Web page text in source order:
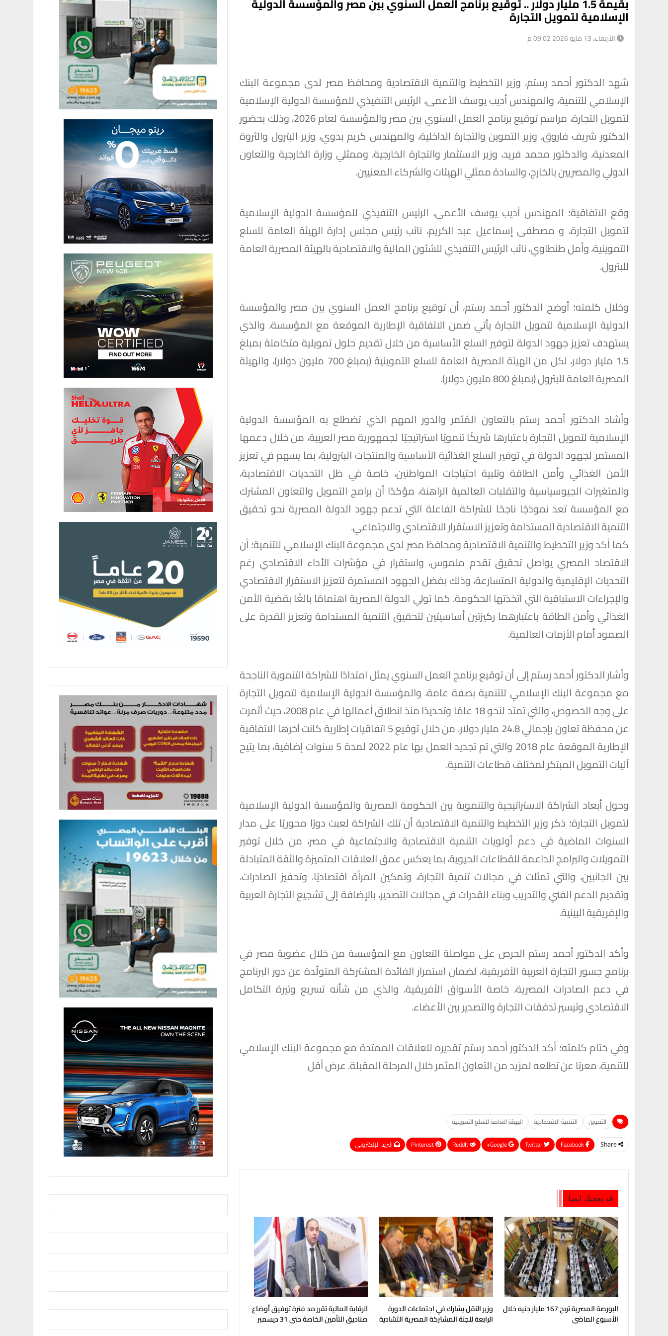
الإسلامية لتمويل التجارة
الأربعاء، 13 مايو 2026 09:02 م
شهد الدكتور أحمد رستم، وزير التخطيط والتنمية الاقتصادية ومحافظ مصر لدى مجموعة البنك
الإسلامي للتنمية، والمهندس أديب يوسف الأعمى، الرئيس التنفيذي للمؤسسة الدولية الإسلامية
لتمويل التجارة، مراسم توقيع برنامج العمل السنوي بين مصر والمؤسسة لعام 2026، وذلك بحضور
الدكتور شريف فاروق، وزير التموين والتجارة الداخلية، والمهندس كريم بدوي، وزير البترول والثروة
المعدنية، والدكتور محمد فريد، وزير الاستثمار والتجارة الخارجية، وممثلي وزارة الخارجية والتعاون
الدولي والمصريين بالخارج، والسادة ممثلي الهيئات والشركاء المعنيين.
وقع الاتفاقية؛ المهندس أديب يوسف الأعمى، الرئيس التنفيذي للمؤسسة الدولية الإسلامية
لتمويل التجارة، و مصطفى إسماعيل عبد الكريم، نائب رئيس مجلس إدارة الهيئة العامة للسلع
التموينية، وأمل طنطاوي، نائب الرئيس التنفيذي للشئون المالية والاقتصادية بالهيئة المصرية العامة
للبترول.
وخلال كلمته؛ أوضح الدكتور أحمد رستم، أن توقيع برنامج العمل السنوي بين مصر والمؤسسة
الدولية الإسلامية لتمويل التجارة يأتي ضمن الاتفاقية الإطارية الموقعة مع المؤسسة، والذي
يستهدف تعزيز جهود الدولة لتوفير السلع الأساسية من خلال تقديم حلول تمويلية متكاملة بمبلغ
1.5 مليار دولار، لكل من الهيئة المصرية العامة للسلع التموينية (بمبلغ 700 مليون دولار)، والهيئة
المصرية العامة للبترول (بمبلغ 800 مليون دولار).
وأشاد الدكتور أحمد رستم بالتعاون المُثمر والدور المهم الذي تضطلع به المؤسسة الدولية
الإسلامية لتمويل التجارة باعتبارها شريكًا تنمويًا استراتيجيًا لجمهورية مصر العربية، من خلال دعمها
المستمر لجهود الدولة في توفير السلع الغذائية الأساسية والمنتجات البترولية، بما يسهم في تعزيز
الأمن الغذائي وأمن الطاقة وتلبية احتياجات المواطنين، خاصة في ظل التحديات الاقتصادية،
والمتغيرات الجيوسياسية والتقلبات العالمية الراهنة، مؤكدًا أن برامج التمويل والتعاون المشترك
مع المؤسسة تعد نموذجًا ناجحًا للشراكة الفاعلة التي تدعم جهود الدولة المصرية نحو تحقيق
التنمية الاقتصادية المستدامة وتعزيز الاستقرار الاقتصادي والاجتماعي.
كما أكد وزير التخطيط والتنمية الاقتصادية ومحافظ مصر لدى مجموعة البنك الإسلامي للتنمية؛ أن
الاقتصاد المصري يواصل تحقيق تقدم ملموس، واستقرار في مؤشرات الأداء الاقتصادي رغم
التحديات الإقليمية والدولية المتسارعة، وذلك بفضل الجهود المستمرة لتعزيز الاستقرار الاقتصادي
والإجراءات الاستباقية التي اتخذتها الحكومة. كما تولي الدولة المصرية اهتمامًا بالغًا بقضية الأمن
الغذائي وأمن الطاقة باعتبارهما ركيزتين أساسيتين لتحقيق التنمية المستدامة وتعزيز القدرة على
الصمود أمام الأزمات العالمية.
وأشار الدكتور أحمد رستم إلى أن توقيع برنامج العمل السنوي يمثل امتدادًا للشراكة التنموية الناجحة
مع مجموعة البنك الإسلامي للتنمية بصفة عامة، والمؤسسة الدولية الإسلامية لتمويل التجارة
على وجه الخصوص، والتي تمتد لنحو 18 عامًا وتحديدًا منذ انطلاق أعمالها في عام 2008، حيث أثمرت
عن محفظة تعاون بإجمالي 24.8 مليار دولار، من خلال توقيع 5 اتفاقيات إطارية كانت آخرها الاتفاقية
الإطارية الموقعة عام 2018 والتي تم تجديد العمل بها عام 2022 لمدة 5 سنوات إضافية، بما يتيح
آليات التمويل المبتكر لمختلف قطاعات التنمية.
وحول أبعاد الشراكة الاستراتيجية والتنموية بين الحكومة المصرية والمؤسسة الدولية الإسلامية
لتمويل التجارة؛ ذكر وزير التخطيط والتنمية الاقتصادية أن تلك الشراكة لعبت دورًا محوريًا على مدار
السنوات الماضية في دعم أولويات التنمية الاقتصادية والاجتماعية في مصر، من خلال توفير
التمويلات والبرامج الداعمة للقطاعات الحيوية، بما يعكس عمق العلاقات المتميزة والثقة المتبادلة
بين الجانبين، والتي تمثلت في مجالات تنمية التجارة، وتمكين المرأة اقتصاديًا، وتحفيز الصادرات،
وتقديم الدعم الفني والتدريب وبناء القدرات في مجالات التصدير، بالإضافة إلى تشجيع التجارة العربية
والإفريقية البينية.
وأكد الدكتور أحمد رستم الحرص على مواصلة التعاون مع المؤسسة من خلال عضوية مصر في
برنامج جسور التجارة العربية الأفريقية، لضمان استمرار الفائدة المشتركة المتولّدة عن دور البرنامج
في دعم الصادرات المصرية، خاصة الأسواق الأفريقية، والذي من شأنه تسريع وتيرة التكامل
الاقتصادي وتيسير تدفقات التجارة والتصدير بين الأعضاء.
وفي ختام كلمته؛ أكد الدكتور أحمد رستم تقديره للعلاقات الممتدة مع مجموعة البنك الإسلامي
للتنمية، معربًا عن تطلعه لمزيد من التعاون المثمر خلال المرحلة المقبلة. عرض أقل
التموين التنمية الاقتصادية الهيئة العامة للسلع التموينية
Share
Google+
ReddIt
Pinterest البريد الإلكتروني
قد يعجبك ايضا
البورصة المصرية تربح 167 مليار جنيه خلال
الأسبوع الماضى
وزير النقل يشارك في اجتماعات الدورة
الرابعة للجنة المشتركة المصرية التشادية
الرقابة المالية تقرر مد فترة توفيق أوضاع
صناديق التأمين الخاصة حتى 31 ديسمبر